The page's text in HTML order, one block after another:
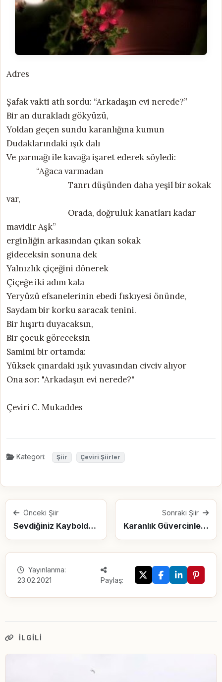
Adres
Şafak vakti atlı sordu: “Arkadaşın evi nerede?”
Bir an durakladı gökyüzü,
Yoldan geçen sundu karanlığına kumun
Dudaklarındaki ışık dalı
Ve parmağı ile kavağa işaret ederek söyledi:
“Ağaca varmadan
Tanrı düşünden daha yeşil bir sokak
var,
Orada, doğruluk kanatları kadar
mavidir Aşk”
erginliğin arkasından çıkan sokak
gideceksin sonuna dek
Yalnızlık çiçeğini dönerek
Çiçeğe iki adım kala
Yeryüzü efsanelerinin ebedi fıskıyesi önünde,
Saydam bir korku saracak tenini.
Bir hışırtı duyacaksın,
Bir çocuk göreceksin
Samimi bir ortamda:
Yüksek çınardaki ışık yuvasından civciv alıyor
Ona sor: "Arkadaşın evi nerede?"
Çeviri C. Mukaddes
Kategori: Şiir Çeviri Şiirler
Önceki Şiir
Sevdiğiniz Kaybolduğunda...
Sonraki Şiir
Karanlık Güvercinler Kasidesi
Yayınlanma:
23.02.2021
Paylaş:
İLGILI